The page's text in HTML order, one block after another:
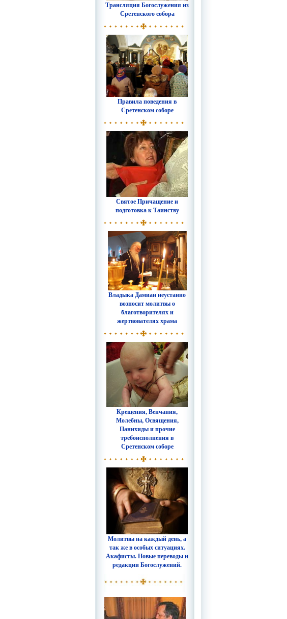
Трансляция Богослужения из
Сретенского собора
Правила поведения в
Сретенском соборе
Святое Причащение и
подготовка к Таинству
Владыка Дамиан неустанно
возносит молитвы о
благотворителях и
жертвователях храма
Крещения, Венчания,
Молебны, Освящения,
Панихиды и прочие
требоисполнения в
Сретенском соборе
Молитвы на каждый день, а
так же в особых ситуациях.
Акафисты. Новые переводы и
редакции Богослужений.